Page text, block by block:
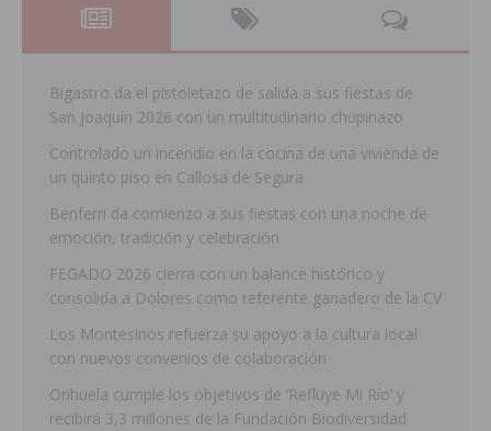
Bigastro da el pistoletazo de salida a sus fiestas de
San Joaquín 2026 con un multitudinario chupinazo
Controlado un incendio en la cocina de una vivienda de
un quinto piso en Callosa de Segura
Benferri da comienzo a sus fiestas con una noche de
emoción, tradición y celebración
FEGADO 2026 cierra con un balance histórico y
consolida a Dolores como referente ganadero de la CV
Los Montesinos refuerza su apoyo a la cultura local
con nuevos convenios de colaboración
Orihuela cumple los objetivos de ‘Refluye Mi Río’ y
recibirá 3,3 millones de la Fundación Biodiversidad